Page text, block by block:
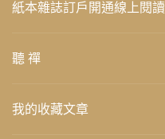
紙本雜誌訂戶開通線上閱讀
聽 禪
我的收藏文章